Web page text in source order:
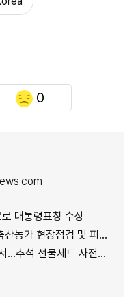
0
대통령표창 수상
현장점검 및 피해 예방 강화
선물세트 사전예약 실시